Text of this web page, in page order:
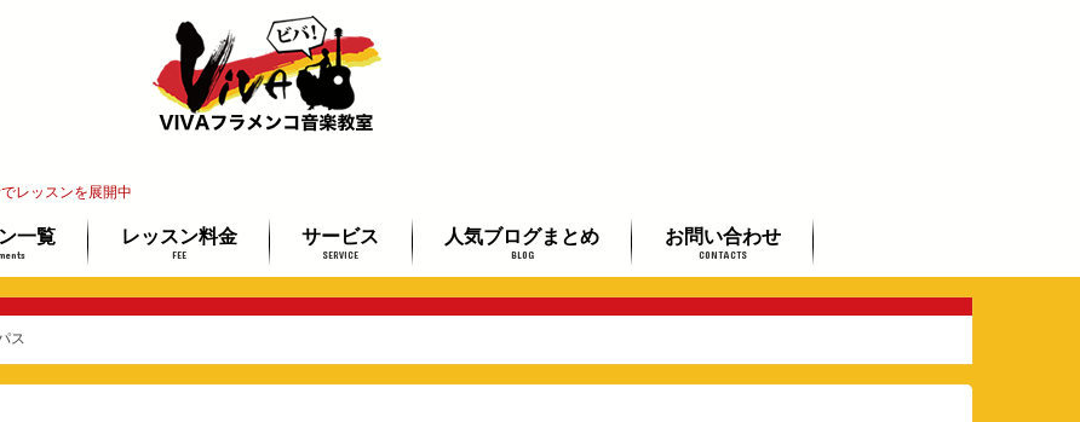
レッスンを展開中
一覧
レッスン
室
教室
スン
レッスン料金
FEE
講師紹介
レッスン場所ご案内
サービス
SERVICE
イベント情報
教材ミュージアム
フラメンコギター検定
最安で上達する3ステップ
人気ブログまとめ
BLOG
未経験者＆初心者まとめ
ギター経験者まとめ
プロを目指したい方まとめ
お問い合わせ
CONTACTS
よくあるご質問
全国のギタリストご紹介
芸術鑑賞会承ります
動画で学べるフラメンコ入門
講座
ス